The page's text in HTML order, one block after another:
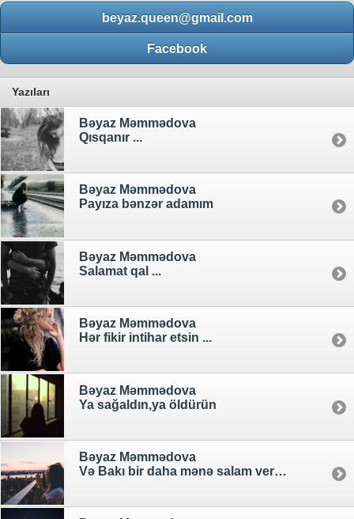
beyaz.queen@gmail.com
Facebook
Yazıları
Bəyaz Məmmədova
Qısqanır ...
Bəyaz Məmmədova
Payıza bənzər adamım
Bəyaz Məmmədova
Salamat qal ...
Bəyaz Məmmədova
Hər fikir intihar etsin ...
Bəyaz Məmmədova
Ya sağaldın,ya öldürün
Bəyaz Məmmədova
Və Bakı bir daha mənə salam vermədi...